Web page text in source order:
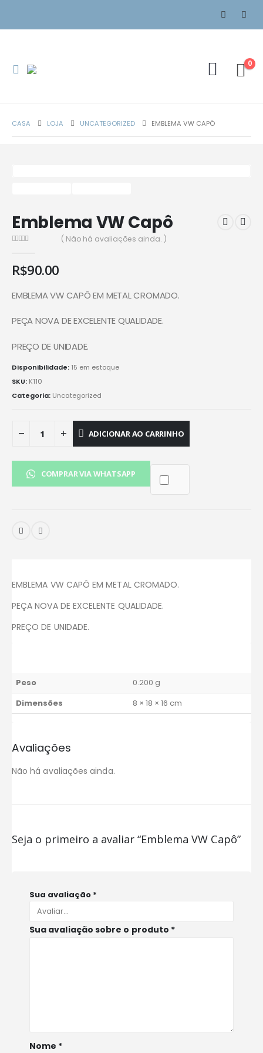
0
CASA LOJA UNCATEGORIZED EMBLEMA VW CAPÔ
Emblema VW Capô
( Não há avaliações ainda. )
R$90.00
EMBLEMA VW CAPÔ EM METAL CROMADO.
PEÇA NOVA DE EXCELENTE QUALIDADE.
PREÇO DE UNIDADE.
Disponibilidade: 15 em estoque
SKU: K110
Categoria: Uncategorized
ADICIONAR AO CARRINHO
COMPRAR VIA WHATSAPP
EMBLEMA VW CAPÔ EM METAL CROMADO.
PEÇA NOVA DE EXCELENTE QUALIDADE.
PREÇO DE UNIDADE.
Peso
0.200 g
Dimensões
8 × 18 × 16 cm
Avaliações
Não há avaliações ainda.
Seja o primeiro a avaliar “Emblema VW Capô”
Sua avaliação *
Sua avaliação sobre o produto *
Nome *